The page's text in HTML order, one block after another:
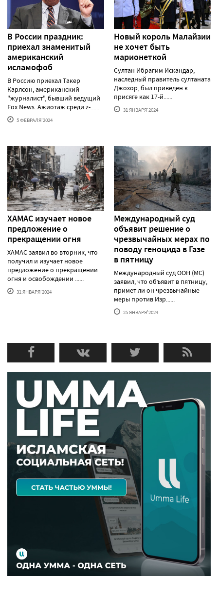
В России праздник:
приехал знаменитый
американский
исламофоб
В Россию приехал Такер
Карлсон, американский
"журналист", бывший ведущий
Fox News. Ажиотаж среди z-......
5 ФЕВРАЛЯ'2024
Новый король Малайзии
не хочет быть
марионеткой
Султан Ибрагим Искандар,
наследный правитель султаната
Джохор, был приведен к
присяге как 17-й......
31 ЯНВАРЯ'2024
ХАМАС изучает новое
предложение о
прекращении огня
ХАМАС заявил во вторник, что
получил и изучает новое
предложение о прекращении
огня и освобождении ......
31 ЯНВАРЯ'2024
Международный суд
объявит решение о
чрезвычайных мерах по
поводу геноцида в Газе
в пятницу
Международный суд ООН (МС)
заявил, что объявит в пятницу,
примет ли он чрезвычайные
меры против Изр......
25 ЯНВАРЯ'2024